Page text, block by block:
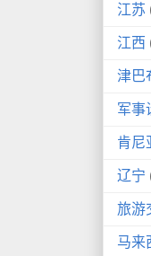
江苏
江西
津巴
军事
肯尼
辽宁
旅游
马来